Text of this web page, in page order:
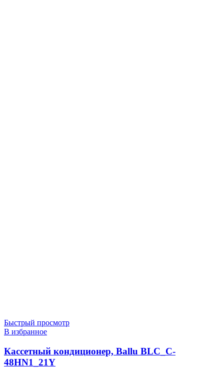
Быстрый просмотр
В избранное
Кассетный кондиционер, Ballu BLC_C-
48HN1_21Y